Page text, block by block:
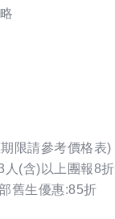
限請參考價格表)
(含)以上團報8折
舊生優惠:85折